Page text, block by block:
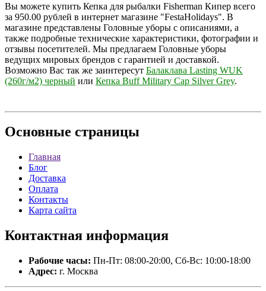
Вы можете купить Кепка для рыбалки Fisherman Кипер всего
за 950.00 рублей в интернет магазине "FestaHolidays". В
магазине представлены Головные уборы с описаниями, а
также подробные технические характеристики, фотографии и
отзывы посетителей. Мы предлагаем Головные уборы
ведущих мировых брендов с гарантией и доставкой.
Возможно Вас так же заинтересут Балаклава Lasting WUK
(260г/м2) черный или Кепка Buff Military Cap Silver Grey.
Основные страницы
Главная
Блог
Доставка
Оплата
Контакты
Карта сайта
Контактная информация
Рабочие часы: Пн-Пт: 08:00-20:00, Сб-Вс: 10:00-18:00
Адрес: г. Москва